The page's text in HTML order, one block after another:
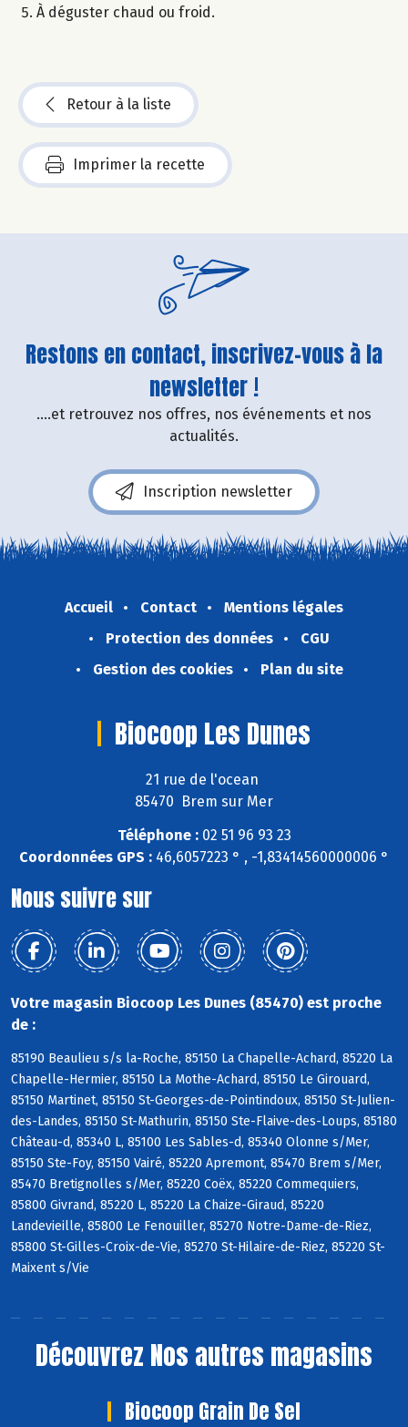
À déguster chaud ou froid.
Retour à la liste
Imprimer la recette
Restons en contact, inscrivez-vous à la
newsletter !
....et retrouvez nos offres, nos événements et nos
actualités.
Inscription newsletter
Accueil Contact
Mentions légales
Protection des données
CGU
Gestion des cookies
Plan du site
Biocoop Les Dunes
21 rue de l'ocean
85470 Brem sur Mer
Téléphone :02 51 96 93 23
Coordonnées GPS : 46,6057223 ° , -1,83414560000006 °
Nous suivre sur
Votre magasin Biocoop Les Dunes (85470) est proche
de :
85190 Beaulieu s/s la-Roche, 85150 La Chapelle-Achard, 85220 La
Chapelle-Hermier, 85150 La Mothe-Achard, 85150 Le Girouard,
85150 Martinet, 85150 St-Georges-de-Pointindoux, 85150 St-Julien-
des-Landes, 85150 St-Mathurin, 85150 Ste-Flaive-des-Loups, 85180
Château-d, 85340 L, 85100 Les Sables-d, 85340 Olonne s/Mer,
85150 Ste-Foy, 85150 Vairé, 85220 Apremont, 85470 Brem s/Mer,
85470 Bretignolles s/Mer, 85220 Coëx, 85220 Commequiers,
85800 Givrand, 85220 L, 85220 La Chaize-Giraud, 85220
Landevieille, 85800 Le Fenouiller, 85270 Notre-Dame-de-Riez,
85800 St-Gilles-Croix-de-Vie, 85270 St-Hilaire-de-Riez, 85220 St-
Maixent s/Vie
Découvrez Nos autres magasins
Biocoop Grain De Sel